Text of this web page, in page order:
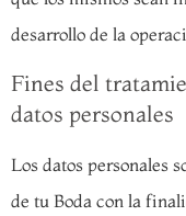
desarrollo de la
Fines del
datos personales
Los datos personales
de tu Boda con la